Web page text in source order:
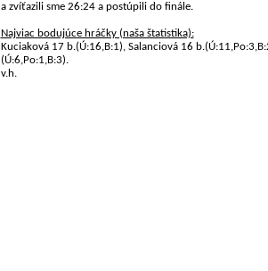
a zvíťazili sme 26:24 a postúpili do finále.
Najviac bodujúce hráčky (naša štatistika):
Kuciaková 17 b.(Ú:16,B:1), Salanciová 16
(Ú:6,Po:1,B:3).
v.h.